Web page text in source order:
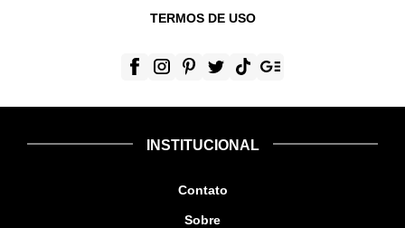
TERMOS DE USO
INSTITUCIONAL
Contato
Sobre